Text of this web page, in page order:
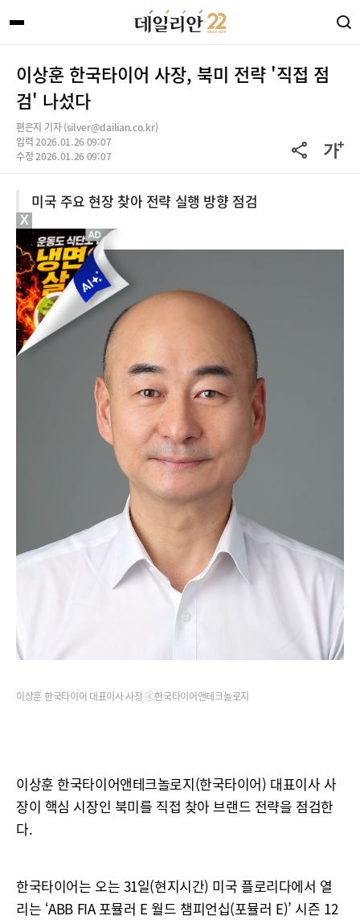
이상훈 한국타이어 사장, 북미 전략 '직접 점
검' 나섰다
편은지 기자 (silver@dailian.co.kr)
입력 2026.01.26 09:07
수정 2026.01.26 09:07
미국 주요 현장 찾아 전략 실행 방향 점검
이상훈 한국타이어 대표이사 사장 ⓒ한국타이어앤테크놀로지
이상훈 한국타이어앤테크놀로지(한국타이어) 대표이사 사
장이 핵심 시장인 북미를 직접 찾아 브랜드 전략을 점검한
다.
한국타이어는 오는 31일(현지시간) 미국 플로리다에서 열
리는 ‘ABB FIA 포뮬러 E 월드 챔피언십(포뮬러 E)’ 시즌 12
X